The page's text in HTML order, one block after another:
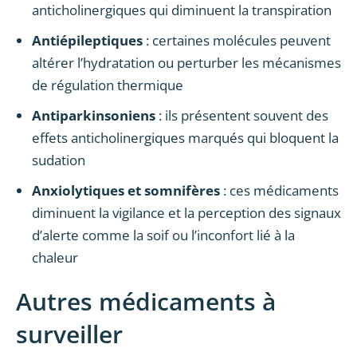
anticholinergiques qui diminuent la transpiration
Antiépileptiques : certaines molécules peuvent
altérer l’hydratation ou perturber les mécanismes
de régulation thermique
Antiparkinsoniens : ils présentent souvent des
effets anticholinergiques marqués qui bloquent la
sudation
Anxiolytiques et somnifères : ces médicaments
diminuent la vigilance et la perception des signaux
d’alerte comme la soif ou l’inconfort lié à la
chaleur
Autres médicaments à
surveiller